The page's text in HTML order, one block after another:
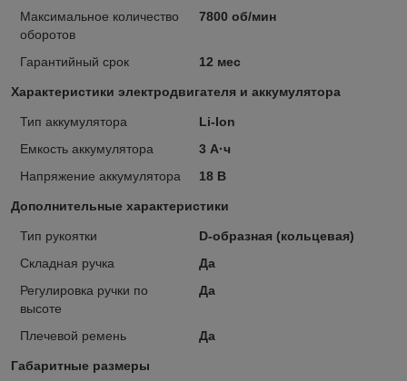
Максимальное количество
оборотов
7800 об/мин
Гарантийный срок 12 мес
Характеристики электродвигателя и аккумулятора
Тип аккумулятора
Li-Ion
Емкость аккумулятора
3 А·ч
Напряжение аккумулятора
18 В
Дополнительные характеристики
Тип рукоятки
D-образная (кольцевая)
Складная ручка
Да
Регулировка ручки по
высоте
Да
Плечевой ремень Да
Габаритные размеры